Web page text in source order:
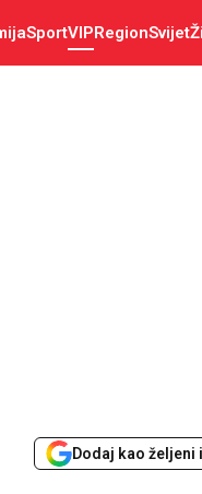
SportVIPRegionSvijet
Dodaj kao